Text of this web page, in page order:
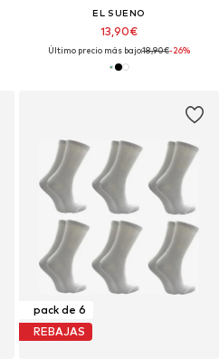
EL SUENO
13,90€
Último precio más bajo:18,90€-26%
pack de 6
REBAJAS